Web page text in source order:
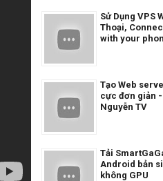
Sử Dụng VPS
Thoại,
with your
Tạo Web
cực đơn giản -
Nguyễn TV
Tải
Android bản
không GPU